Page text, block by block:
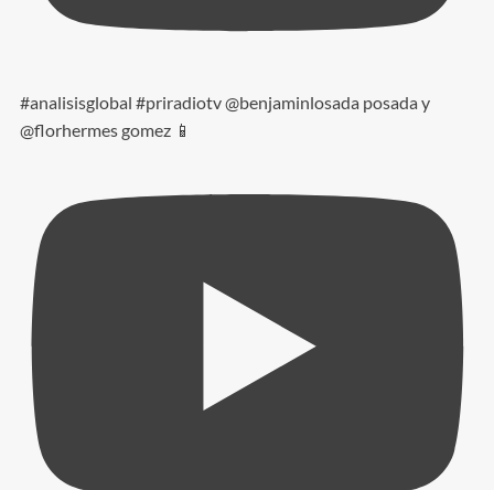
#analisisglobal #priradiotv @benjaminlosada posada y
@florhermes gomez 📱